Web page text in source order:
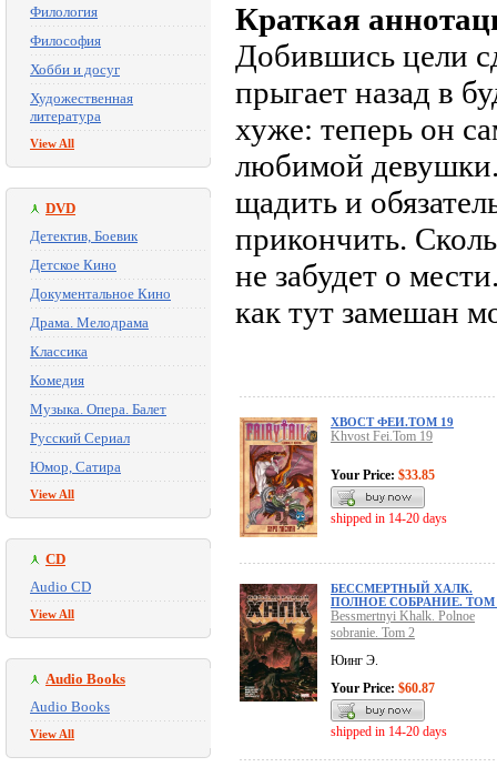
Филология
Философия
Хобби и досуг
Художественная
литература
View All
DVD
Детектив, Боевик
Детское Кино
Документальное Кино
Драма. Мелодрама
Классика
Комедия
Музыка. Опера. Балет
Русский Сериал
Юмор, Сатира
View All
CD
Audio CD
View All
Audio Books
Audio Books
View All
Краткая
Добившись цели
прыгает назад в
хуже: теперь он
любимой девушки.
щадить и
прикончить.
не забудет о
как тут замешан
ХВОСТ ФЕИ.ТОМ 19
Khvost Fei.Tom 19
Your Price: $33.85
shipped in 14-20 days
БЕССМЕРТНЫЙ ХАЛК.
ПОЛНОЕ СОБРАНИЕ. ТОМ
Bessmertnyi Khalk. Polnoe
sobranie. Tom 2
Юинг Э.
Your Price: $60.87
shipped in 14-20 days